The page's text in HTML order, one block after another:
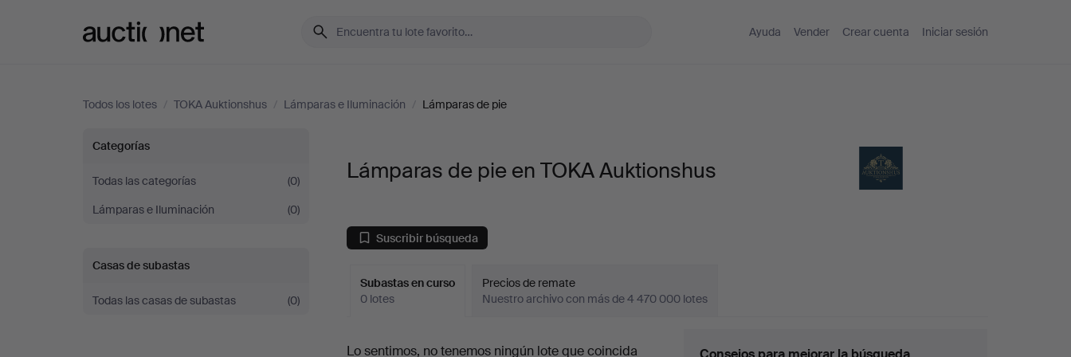
Ayuda Vender Crear cuenta Iniciar sesión
Todos los lotes / TOKA Auktionshus / Lámparas e Iluminación / Lámparas de pie
Lámparas
de
pie
en
TOKA
Categorías
Todas las categorías
(0)
Lámparas e Iluminación
(0)
Casas de subastas
Todas las casas de subastas (0)
Lámparas de pie en TOKA Auktionshus
Suscribir búsqueda
Subastas en curso
0 lotes
Precios de remate
Nuestro archivo con más de 4 470 000 lotes
Subastas
Lo sentimos, no tenemos ningún lote que coincida